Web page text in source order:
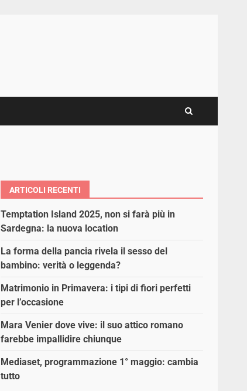
ARTICOLI RECENTI
Temptation Island 2025, non si farà più in
Sardegna: la nuova location
La forma della pancia rivela il sesso del
bambino: verità o leggenda?
Matrimonio in Primavera: i tipi di fiori perfetti
per l’occasione
Mara Venier dove vive: il suo attico romano
farebbe impallidire chiunque
Mediaset, programmazione 1° maggio: cambia
tutto